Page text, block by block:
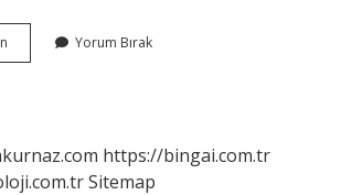
Valfi
Yorum Bırak
https://bingai.com.tr
Sitemap